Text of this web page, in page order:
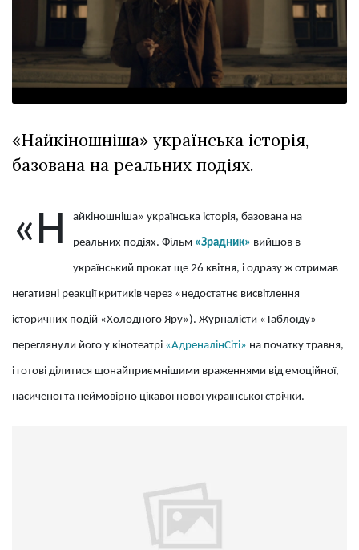
залишив у
Луцьку
три...
27 Липня 2026
757 переглядів
Всі розділи
Лайф
Афіша
Контакти
«Найкіношніша» українська історія,
базована на реальних подіях.
«Н айкіношніша» українська історія, базована на
реальних подіях. Фільм «Зрадник» вийшов в
український прокат ще 26 квітня, і одразу ж отримав
негативні реакції критиків через «недостатнє висвітлення
історичних подій «Холодного Яру»). Журналісти «Таблоїду»
переглянули його у кінотеатрі «АдреналінСіті» на початку травня,
і готові ділитися щонайприємнішими враженнями від емоційної,
насиченої та неймовірно цікавої нової української стрічки.